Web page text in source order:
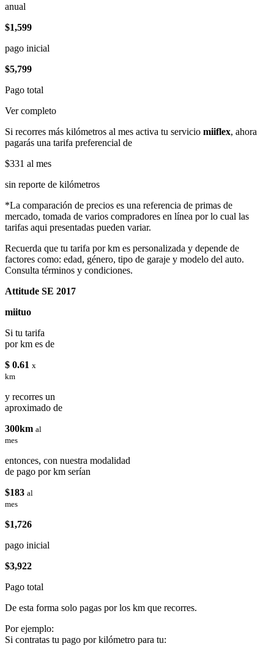
anual
$1,599
pago inicial
$5,799
Pago total
Ver completo
Si recorres más kilómetros al mes activa tu servicio miiflex, ahora
pagarás una tarifa preferencial de
$331 al mes
sin reporte de kilómetros
*La comparación de precios es una referencia de primas de
mercado, tomada de varios compradores en línea por lo cual las
tarifas aqui presentadas pueden variar.
Recuerda que tu tarifa por km es personalizada y depende de
factores como: edad, género, tipo de garaje y modelo del auto.
Consulta términos y condiciones.
Attitude SE 2017
miituo
Si tu tarifa
por km es de
$ 0.61 x
km
y recorres un
aproximado de
300km al
mes
entonces, con nuestra modalidad
de pago por km serían
$183 al
mes
$1,726
pago inicial
$3,922
Pago total
De esta forma solo pagas por los km que recorres.
Por ejemplo:
Si contratas tu pago por kilómetro para tu: